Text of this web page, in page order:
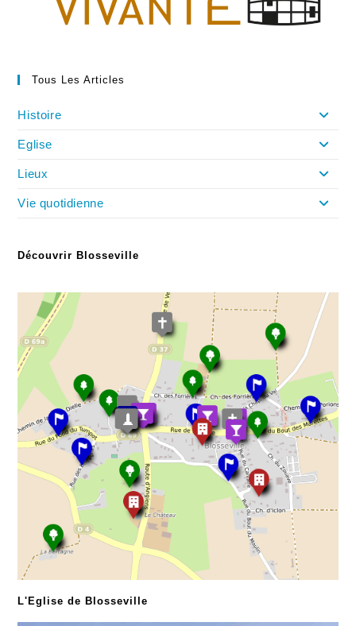
Tous Les Articles
Histoire
Eglise
Lieux
Vie quotidienne
Découvrir Blosseville
L'Eglise de Blosseville